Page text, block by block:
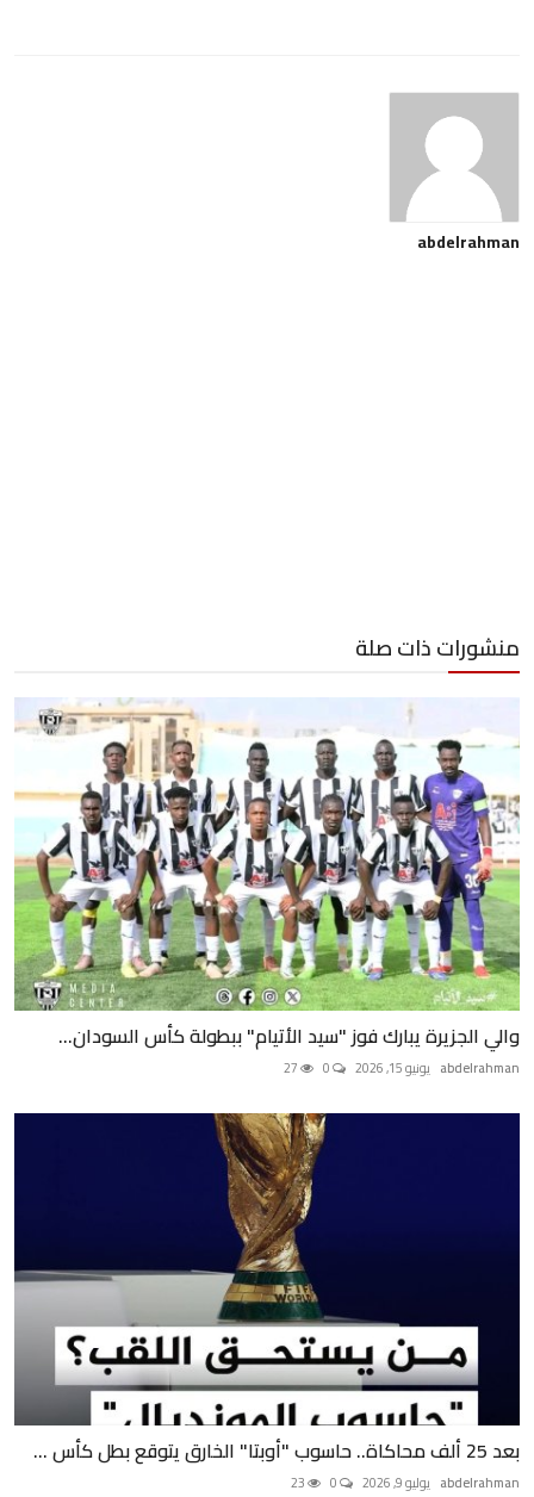
abdelrahman
منشورات ذات صلة
والي الجزيرة يبارك فوز "سيد الأتيام" ببطولة كأس السودان...
abdelrahman يونيو 15, 2026
بعد 25 ألف محاكاة.. حاسوب "أوبتا" الخارق يتوقع بطل كأس ...
abdelrahman يوليو 9, 2026